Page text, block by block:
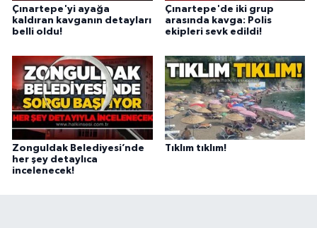
Çınartepe'yi ayağa
kaldıran kavganın detayları
belli oldu!
Çınartepe'de iki grup
arasında kavga: Polis
ekipleri sevk edildi!
Zonguldak Belediyesi’nde
her şey detaylıca
incelenecek!
Tıklım tıklım!